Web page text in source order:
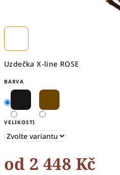
Uzdečka X-line ROSE
BARVA
VELIKOSTI
od 2 448 Kč